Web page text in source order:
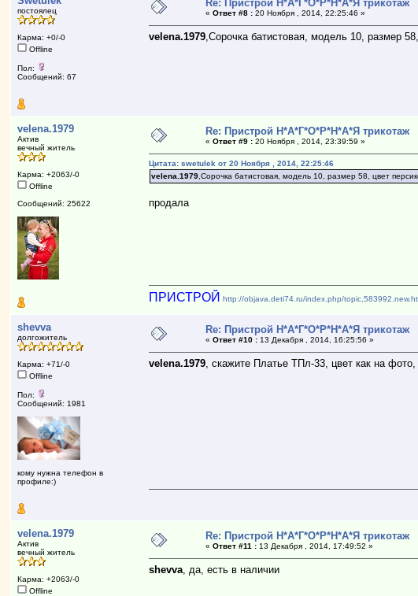
постоялец
Карма: +0/-0
Offline
Пол:
Сообщений: 67
Re: Пристрой Н*А*Г*О*Р*Н*А*Я трикотаж
«Ответ #8 : 20 Ноября , 2014, 22:25:46 »
velena.1979,Сорочка батистовая, модель 10, размер
velena.1979
Актив
вечный житель
Карма: +2063/-0
Offline
Сообщений: 25622
Re: Пристрой Н*А*Г*О*Р*Н*А*Я трикотаж
«Ответ #9 : 20 Ноября , 2014, 23:39:59 »
Цитата: swetulek от 20 Ноября , 2014, 22:25:46
velena.1979 ,Сорочка батистовая, модель 10, размер 58, цвет
продала
ПРИСТРОЙ http://objava.deti74.ru/index.php/
shevva
долгожитель
Карма: +71/-0
Offline
Пол:
Сообщений: 1981
кому нужна телефон в
профиле:)
Re: Пристрой Н*А*Г*О*Р*Н*А*Я трикотаж
«Ответ #10 : 13 Декабря , 2014, 16:25:56 »
velena.1979, скажите Платье ТПл-33, цвет как на
velena.1979
Актив
вечный житель
Карма: +2063/-0
Offline
Re: Пристрой Н*А*Г*О*Р*Н*А*Я трикотаж
«Ответ #11 : 13 Декабря , 2014, 17:49:52 »
shevva, да, есть в наличии